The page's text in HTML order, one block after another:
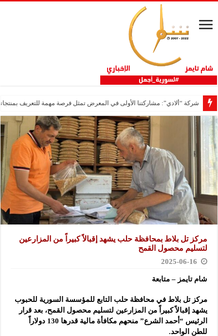
شركة “ألادي”: مشاركتنا الأولى في المعرض تمثل فرصة مهمة للتعريف
مركز تل بلاط بمحافظة حلب يشهد إقبالاً كبيراً من المزارعين
لتسليم محصول القمح
2025-06-16
شام تايمز – متابعة
مركز تل بلاط في محافظة حلب التابع للمؤسسة السورية للحبوب
يشهد إقبالاً كبيراً من المزارعين لتسليم محصول القمح، بعد قرار
الرئيس “أحمد الشرع” منحهم مكافأة مالية قدرها 130 دولاراً
للطن الواحد.